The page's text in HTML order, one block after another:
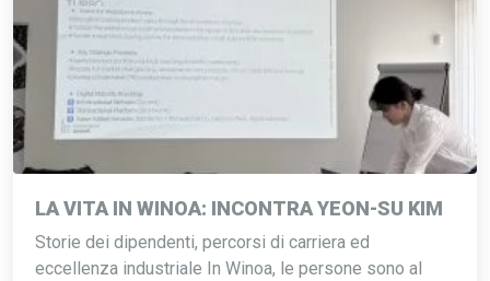
LA VITA IN WINOA: INCONTRA YEON-SU KIM
Storie dei dipendenti, percorsi di carriera ed
eccellenza industriale In Winoa, le persone sono al